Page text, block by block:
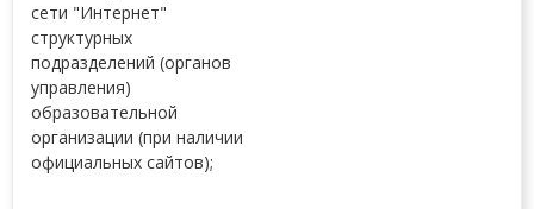
сети "Интернет"
структурных
подразделений (органов
управления)
образовательной
организации (при наличии
официальных сайтов);